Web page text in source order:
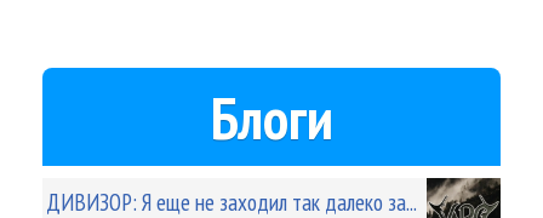
Блоги
ДИВИЗОР: Я еще не заходил так далеко за...